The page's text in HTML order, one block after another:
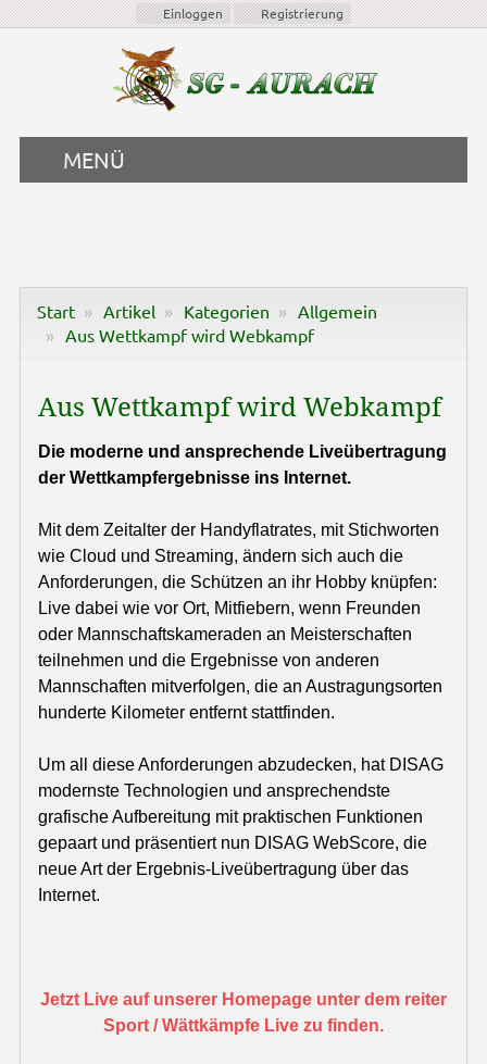
Einloggen Registrierung
MENÜ
Start Artikel Kategorien
Allgemein
Aus Wettkampf wird Webkampf
Aus Wettkampf wird Webkampf
Die moderne und ansprechende Liveübertragung
der Wettkampfergebnisse ins Internet.
Mit dem Zeitalter der Handyflatrates, mit Stichworten
wie Cloud und Streaming, ändern sich auch die
Anforderungen, die Schützen an ihr Hobby knüpfen:
Live dabei wie vor Ort, Mitfiebern, wenn Freunden
oder Mannschaftskameraden an Meisterschaften
teilnehmen und die Ergebnisse von anderen
Mannschaften mitverfolgen, die an Austragungsorten
hunderte Kilometer entfernt stattfinden.
Um all diese Anforderungen abzudecken, hat DISAG
modernste Technologien und ansprechendste
grafische Aufbereitung mit praktischen Funktionen
gepaart und präsentiert nun DISAG WebScore, die
neue Art der Ergebnis-Liveübertragung über das
Internet.
Jetzt Live auf unserer Homepage unter dem reiter
Sport / Wättkämpfe Live zu finden.